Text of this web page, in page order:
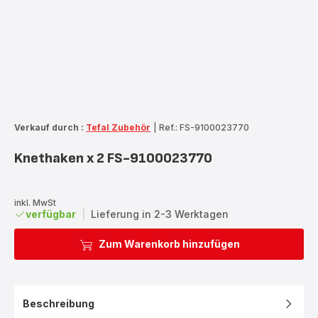
Verkauf durch : Tefal Zubehör Ref.: FS-9100023770
Knethaken x 2 FS-9100023770
inkl. MwSt
verfügbar Lieferung in 2-3 Werktagen
Zum Warenkorb hinzufügen
Beschreibung